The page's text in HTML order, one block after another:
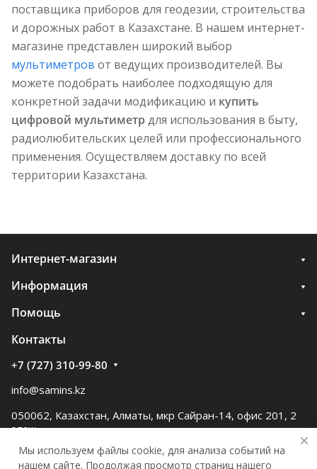
поставщика приборов для геодезии, строительства
и дорожных работ в Казахстане. В нашем интернет-
магазине представлен широкий выбор
мультиметров от ведущих производителей. Вы
можете подобрать наиболее подходящую для
конкретной задачи модификацию и купить
цифровой мультиметр для использования в быту,
радиолюбительских целей или профессионального
применения. Осуществляем доставку по всей
территории Казахстана.
Интернет-магазин
Информация
Помощь
Контакты
+7 (727) 310-99-80
info@samins.kz
050062, Казахстан, Алматы, мкр Сайран-14, офис 201, 2
этаж
Мы используем файлы cookie, для анализа событий на
нашем сайте. Продолжая просмотр страниц нашего